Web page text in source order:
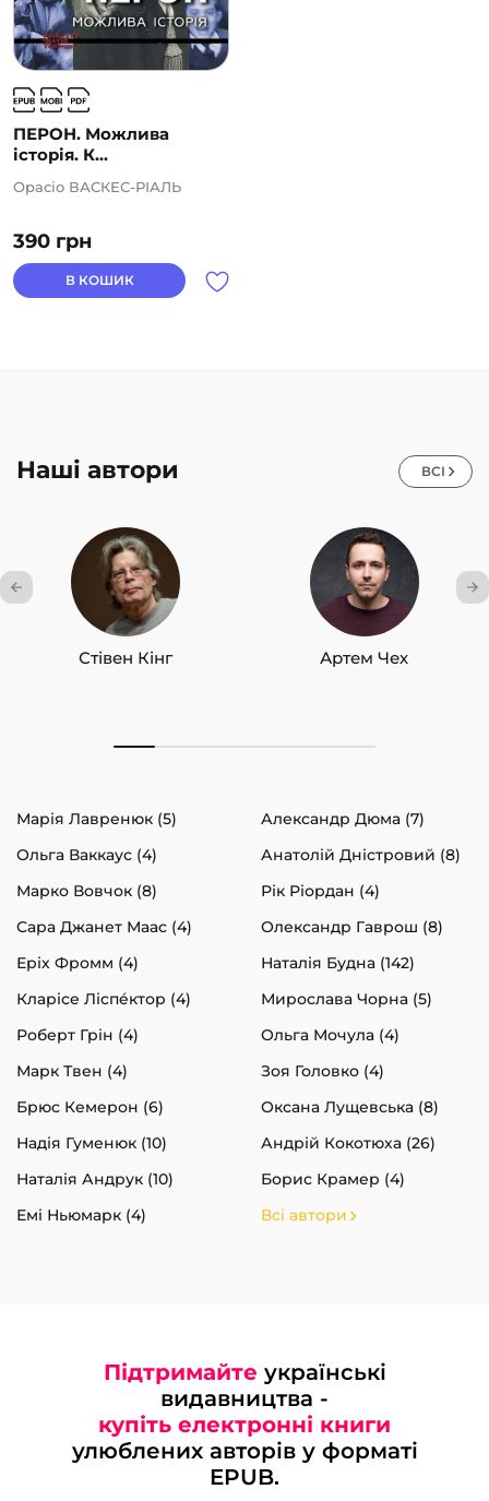
ПЕРОН. Можлива
історія. К...
390 грн
Орасіо ВАСКЕС-РІАЛЬ
В КОШИК
Наші автори ВСІ
Стівен Кінг Артем Чех
Марія Лавренюк (5)
Александр Дюма (7)
Ольга Ваккаус (4)
Анатолій Дністровий (8)
Марко Вовчок (8)
Рік Ріордан (4)
Сара Джанет Маас (4)
Олександр Гаврош (8)
Еріх Фромм (4)
Наталія Будна (142)
Кларісе Ліспéктор (4)
Мирослава Чорна (5)
Роберт Грін (4)
Ольга Мочула (4)
Марк Твен (4)
Зоя Головко (4)
Брюс Кемерон (6)
Оксана Лущевська (8)
Надія Гуменюк (10)
Андрій Кокотюха (26)
Наталія Андрук (10)
Борис Крамер (4)
Емі Ньюмарк (4)
Всі автори
Підтримайте українські
видавництва -
купіть електронні книги
улюблених авторів у форматі
EPUB.